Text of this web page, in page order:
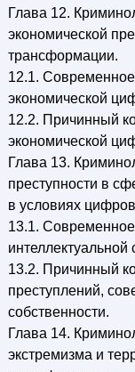
Глава 12.
экономической
трансформации.
12.1.
экономической
12.2. Причинный
экономической
Глава 13.
преступности в
в условиях
13.1.
интеллектуальной
13.2. Причинный
преступлений,
собственности.
Глава 14.
экстремизма и